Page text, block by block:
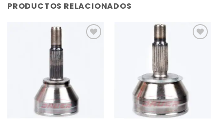
PRODUCTOS RELACIONADOS